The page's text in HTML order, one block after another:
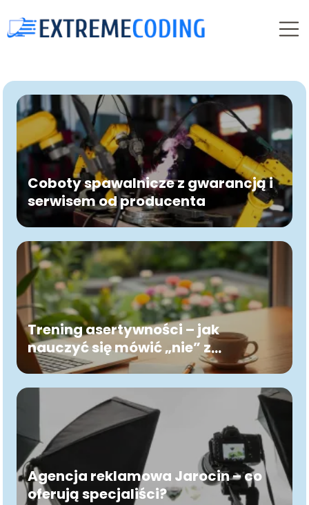
Coboty spawalnicze z gwarancją i
serwisem od producenta
Trening asertywności – jak
nauczyć się mówić „nie” z
pewnością siebie?
Agencja reklamowa Jarocin – co
oferują specjaliści?